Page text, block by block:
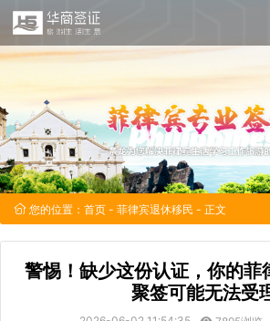
您的位置： 首页 - 菲律宾退休移民 - 正文
警惕！缺少这份认证，你的菲
聚签可能无法受